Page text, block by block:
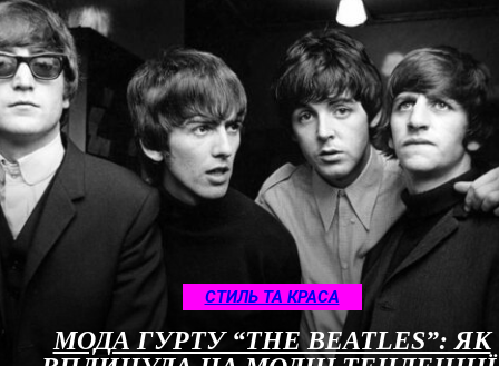
СТИЛЬ ТА КРАСА
МОДА ГУРТУ “THE BEATLES”: ЯК